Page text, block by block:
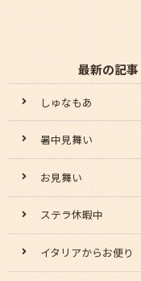
最新の記事
しゅなもあ
暑中見舞い
お見舞い
ステラ休暇中
イタリアからお便り